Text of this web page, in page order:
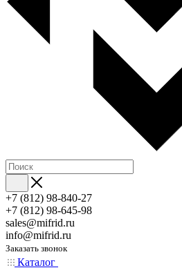
+7 (812) 98-840-27
+7 (812) 98-645-98
sales@mifrid.ru
info@mifrid.ru
Заказать звонок
Каталог